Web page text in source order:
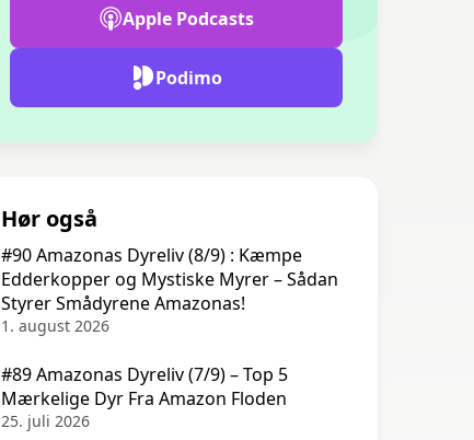
Apple Podcasts
Podimo
Hør også
#90 Amazonas Dyreliv (8/9) : Kæmpe
Edderkopper og Mystiske Myrer – Sådan
Styrer Smådyrene Amazonas!
1. august 2026
#89 Amazonas Dyreliv (7/9) – Top 5
Mærkelige Dyr Fra Amazon Floden
25. juli 2026